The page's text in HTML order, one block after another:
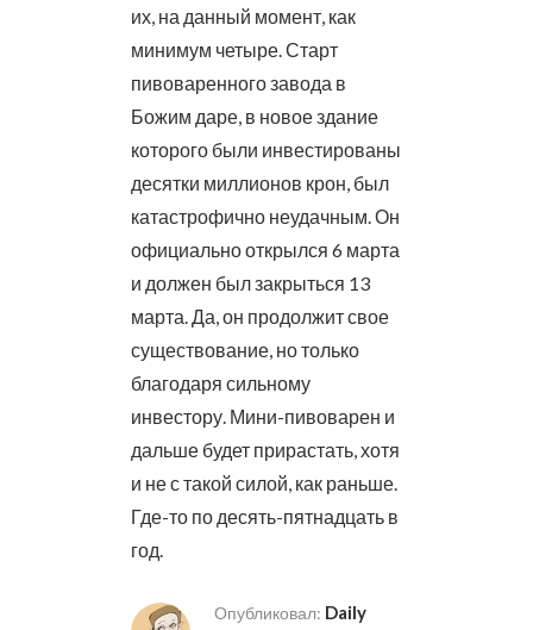
их, на данный момент, как
минимум четыре. Старт
пивоваренного завода в
Божим даре, в новое здание
которого были инвестированы
десятки миллионов крон, был
катастрофично неудачным. Он
официально открылся 6 марта
и должен был закрыться 13
марта. Да, он продолжит свое
существование, но только
благодаря сильному
инвестору. Мини-пивоварен и
дальше будет прирастать, хотя
и не с такой силой, как раньше.
Где-то по десять-пятнадцать в
год.
Опубликовал: Daily